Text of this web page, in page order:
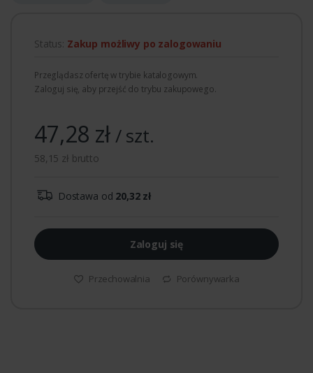
Status: Zakup możliwy po zalogowaniu
Przeglądasz ofertę w trybie katalogowym.
Zaloguj się, aby przejść do trybu zakupowego.
47,28 zł/ szt.
58,15 zł brutto
Dostawa od 20,32 zł
Zaloguj się
Przechowalnia Porównywarka